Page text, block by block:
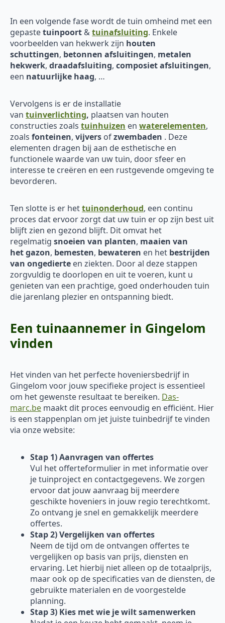
In een volgende fase wordt de tuin omheind met een
gepastetuinpoort &tuinafsluiting. Enkele
voorbeelden van hekwerk zijn houten
schuttingen, betonnen afsluitingen, metalen
hekwerk, draadafsluiting, composiet afsluitingen,
een natuurlijke haag, …
Vervolgens is er de installatie
van tuinverlichting, plaatsen van houten
constructies zoals tuinhuizen en waterelementen,
zoals fonteinen, vijvers ofzwembaden . Deze
elementen dragen bij aan de esthetische en
functionele waarde van uw tuin, door sfeer en
interesse te creëren en een rustgevende omgeving te
bevorderen.
Ten slotte is er hettuinonderhoud, een continu
proces dat ervoor zorgt dat uw tuin er op zijn best uit
blijft zien en gezond blijft. Dit omvat het
regelmatig snoeien van planten, maaien van
hetgazon, bemesten, bewateren en het bestrijden
van ongedierte en ziekten. Door al deze stappen
zorgvuldig te doorlopen en uit te voeren, kunt u
genieten van een prachtige, goed onderhouden tuin
die jarenlang plezier en ontspanning biedt.
Een tuinaannemer in Gingelom
vinden
Het vinden van het perfecte hoveniersbedrijf in
Gingelom voor jouw specifieke project is essentieel
om het gewenste resultaat te bereiken. Das-
marc.be maakt dit proces eenvoudig en efficiënt. Hier
is een stappenplan om jet juiste tuinbedrijf te vinden
via onze website:
Stap 1) Aanvragen van offertes
Vul het offerteformulier in met informatie over
je tuinproject en contactgegevens. We zorgen
ervoor dat jouw aanvraag bij meerdere
geschikte hoveniers in jouw regio terechtkomt.
Zo ontvang je snel en gemakkelijk meerdere
offertes.
Stap 2) Vergelijken van offertes
Neem de tijd om de ontvangen offertes te
vergelijken op basis van prijs, diensten en
ervaring. Let hierbij niet alleen op de totaalprijs,
maar ook op de specificaties van de diensten, de
gebruikte materialen en de voorgestelde
planning.
Stap 3) Kies met wie je wilt samenwerken